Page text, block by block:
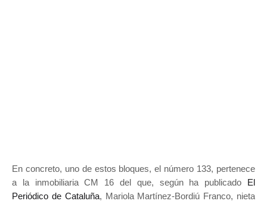
En concreto, uno de estos bloques, el número 133, pertenece
a la inmobiliaria CM 16 del que, según ha publicado El
Periódico de Cataluña, Mariola Martínez-Bordiú Franco, nieta